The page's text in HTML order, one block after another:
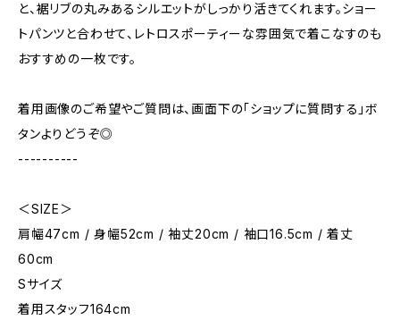
と、裾リブの丸みあるシルエットがしっかり活きてくれます。ショー
トパンツと合わせて、レトロスポーティーな雰囲気で着こなすのも
おすすめの一枚です。
着用画像のご希望やご質問は、画面下の「ショップに質問する」ボ
タンよりどうぞ◎
----------
＜SIZE＞
肩幅47cm / 身幅52cm / 袖丈20cm / 袖口16.5cm / 着丈
60cm
Sサイズ
着用スタッフ164cm